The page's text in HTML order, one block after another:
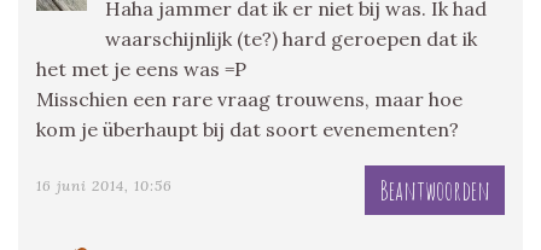
Haha jammer dat ik er niet bij was. Ik had
waarschijnlijk (te?) hard geroepen dat ik
het met je eens was =P
Misschien een rare vraag trouwens, maar hoe
kom je überhaupt bij dat soort evenementen?
16 juni 2014, 10:56 Beantwoorden